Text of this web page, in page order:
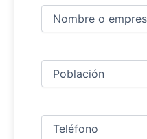
Nombre
Ciudad
Teléfono